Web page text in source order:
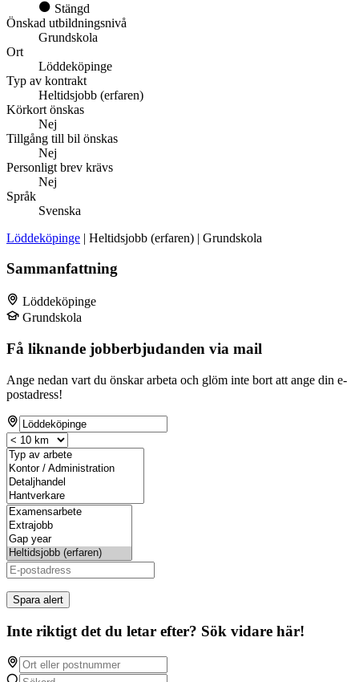
Stängd
Önskad utbildningsnivå
Grundskola
Ort
Löddeköpinge
Typ av kontrakt
Heltidsjobb (erfaren)
Körkort önskas
Nej
Tillgång till bil önskas
Nej
Personligt brev krävs
Nej
Språk
Svenska
Löddeköpinge | Heltidsjobb (erfaren) | Grundskola
Sammanfattning
Löddeköpinge
Grundskola
Få liknande jobberbjudanden via mail
Ange nedan vart du önskar arbeta och glöm inte bort att ange din e-
postadress!
Spara alert
Inte riktigt det du letar efter? Sök vidare här!